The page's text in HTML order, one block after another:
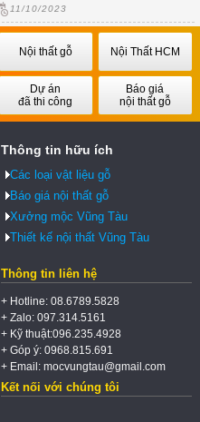
11/10/2023
Nội thất gỗ Nội Thất HCM
Dự án
đã thi công
Báo giá
nội thất gỗ
Thông tin hữu ích
Các loại vật liệu gỗ
Báo giá nội thất gỗ
Xưởng mộc Vũng Tàu
Thiết kế nội thất Vũng Tàu
Thông tin liên hệ
+ Hotline: 08.6789.5828
+ Zalo: 097.314.5161
+ Kỹ thuật:096.235.4928
+ Góp ý: 0968.815.691
+ Email: mocvungtau@gmail.com
Kết nối với chúng tôi